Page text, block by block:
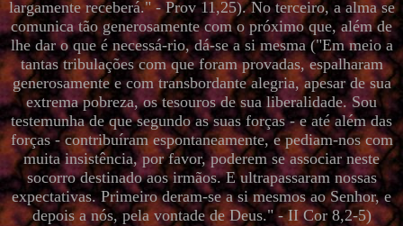
largamente receberá." - Prov 11,25). No terceiro, a alma se
comunica tão generosamente com o próximo que, além de
lhe dar o que é necessá-rio, dá-se a si mesma ("Em meio a
tantas tribulações com que foram provadas, espalharam
generosamente e com transbordante alegria, apesar de sua
extrema pobreza, os tesouros de sua liberalidade. Sou
testemunha de que segundo as suas forças - e até além das
forças - contribuíram espontaneamente, e pediam-nos com
muita insistência, por favor, poderem se associar neste
socorro destinado aos irmãos. E ultrapassaram nossas
expectativas. Primeiro deram-se a si mesmos ao Senhor, e
depois a nós, pela vontade de Deus." - II Cor 8,2-5)